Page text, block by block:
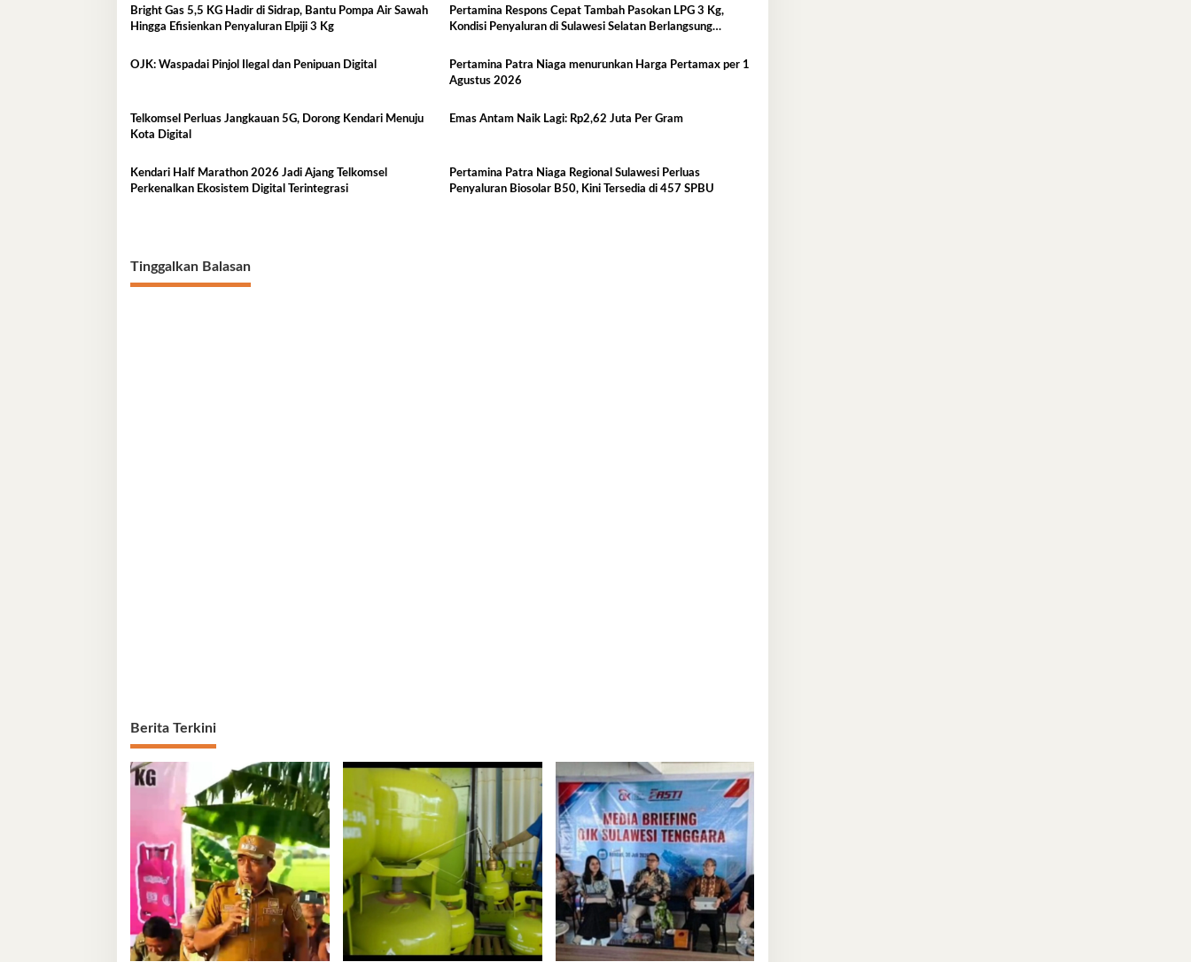
Bright Gas 5,5 KG Hadir di Sidrap, Bantu Pompa Air Sawah
Hingga Efisienkan Penyaluran Elpiji 3 Kg
Pertamina Respons Cepat Tambah Pasokan LPG 3 Kg,
Kondisi Penyaluran di Sulawesi Selatan Berlangsung
OJK: Waspadai Pinjol Ilegal dan Penipuan Digital
Pertamina Patra Niaga menurunkan Harga Pertamax per 1
Agustus 2026
Telkomsel Perluas Jangkauan 5G, Dorong Kendari Menuju
Kota Digital
Emas Antam Naik Lagi: Rp2,62 Juta Per Gram
Kendari Half Marathon 2026 Jadi Ajang Telkomsel
Perkenalkan Ekosistem Digital Terintegrasi
Pertamina Patra Niaga Regional Sulawesi Perluas
Penyaluran Biosolar B50, Kini Tersedia di 457 SPBU
Tinggalkan Balasan
Berita Terkini